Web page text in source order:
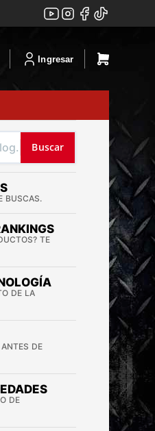
Ingresar
Buscar
BUSCAS.
TE
DE LA
DE
DE